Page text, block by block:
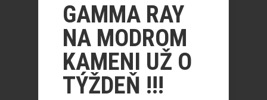
GAMMA RAY
NA MODROM
KAMENI UŽ O
TÝŽDEŇ !!!